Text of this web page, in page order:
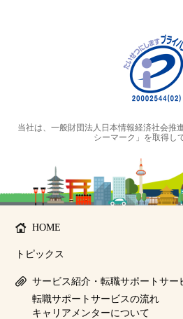
当社は、一般財団法人日本情報経済社会推
シーマーク」を取得し
HOME
トピックス
サービス紹介・転職サポートサー
転職サポートサービスの流れ
キャリアメンターについて